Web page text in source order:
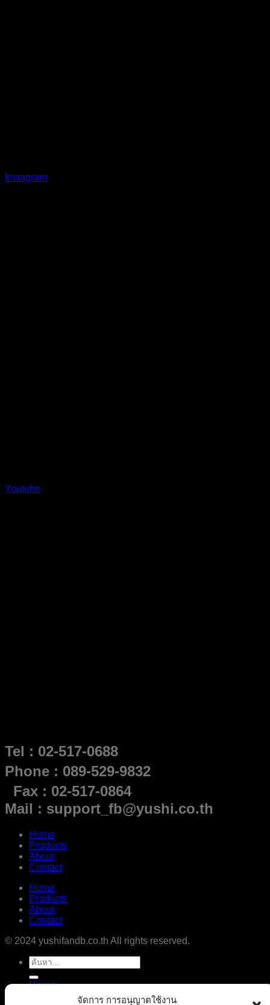
จัดการ การอนุญาตใช้งาน
Instagram
Youtube
Tel : 02-517-0688
Phone : 089-529-9832
Fax : 02-517-0864
Mail : support_fb@yushi.co.th
Home
Products
About
Contact
Home
Products
About
Contact
© 2024 yushifandb.co.th All rights reserved.
ค้นหา:
Home